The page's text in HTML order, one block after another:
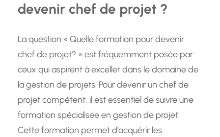
devenir chef de projet ?
La question « Quelle formation pour devenir
chef de projet? » est fréquemment posée par
ceux qui aspirent à exceller dans le domaine de
la gestion de projets. Pour devenir un chef de
projet compétent, il est essentiel de suivre une
formation spécialisée en gestion de projet.
Cette formation permet d’acquérir les